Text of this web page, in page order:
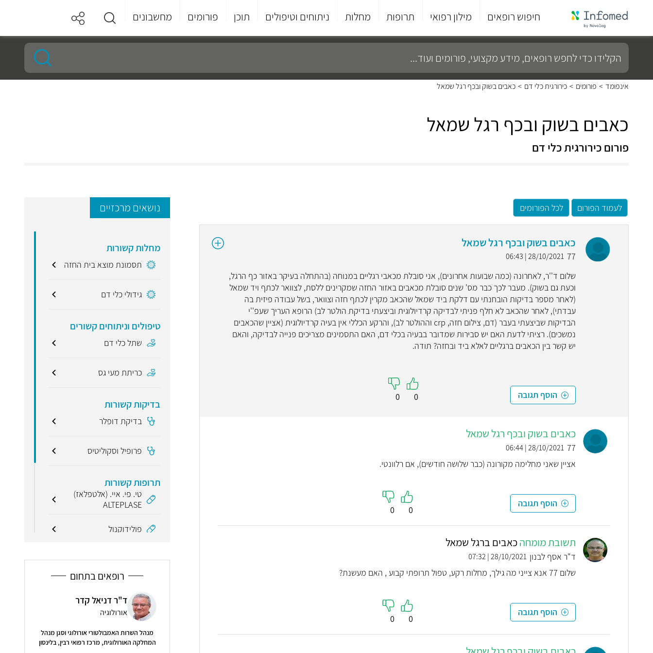
חיפוש רופאים מילון רפואי תרופות מחלות ניתוחים וטיפולים תוכן פורומים מחשבונים
סוף
התפריט
הקלידו
כדי
לחפש
רופאים,
מידע
מקצועי,
אינפומד > פורומים > כירורגית כלי דם > כאבים בשוק ובכף רגל שמאל
כאבים בשוק ובכף רגל שמאל
פורום כירורגית כלי דם
לעמוד הפורום לכל הפורומים
כאבים בשוק ובכף רגל שמאל
77
28/10/2021 | 06:43
שלום ד''ר, לאחרונה (כמה שבועות אחרונים), אני סובלת מכאבי רגליים במנוחה (בהתחלה בעיקר באזור כף הרגל,
וכעת גם בשוק). מעבר לכך כבר מס' שנים סובלת מכאבים באזור החזה שמקרינים ללסת, לצוואר לכתף ויד שמאל
(לאחר מספר בדיקות הובחנתי עם דלקת ביד שמאל שהכאב מקרין לכתף חזה וצוואר, בשל עבודה פיזית בה
עבדתי), לאחר שהכאב לא חלף פניתי לבדיקה קרדיולוגית וביצעתי בדיקת הולטר לב) הרופא העריך שעפ''י
הבדיקות שביצעתי בעבר (דם, צילום חזה, crp וההולטר לב), והרקע הכללי אין בעיה קרדיולוגית (אציין שהכאבים
נמשכים). רציתי לדעת האם יש סבירות שמדובר בבעיה בכלי דם, האם התסמינים מצריכים פנייה לבדיקה, והאם
יש קשר בין הכאבים ברגליים לאלא ביד ובחזה? תודה.
הוסף תגובה 0
0
כאבים בשוק ובכף רגל שמאל
77
28/10/2021 | 06:44
אציין שאני מחלימה מקורונה (כבר שלושה חודשים), אם רלוונטי.
הוסף תגובה
0
0
תשובת מומחהכאבים ברגל שמאל
ד"ר אסף לבנון 28/10/2021 | 07:32
שלום 77 אנא צייני מה גילך, מחלות רקע, טפול תרופתי קבוע , האם מעשנת?
הוסף תגובה
0
0
נושאים מרכזיים
מחלות קשורות
תסמונת מוצא בית החזה
גידולי כלי דם
טיפולים וניתוחים קשורים
שתל כלי דם
כריתת מעי גס
בדיקות קשורות
בדיקת דופלר
פרופיל וסקוליטיס
תרופות קשורות
טי. פי. איי. (אלטפלאז)
ALTEPLASE
פולידוקנול
מונחים קשורים
אקוגרפיה
אי-ספיקה
רופאים בתחום
5
ד"ר דניאל קדר
אורולוגיה
מנהל השרות האמבולטורי אורולוגי וסגן מנהל
המחלקה האורולוגית, מרכז רפואי רבין, בלינסון